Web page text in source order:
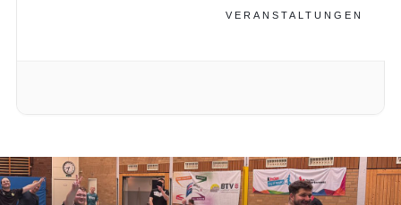
VERANSTALTUNGEN